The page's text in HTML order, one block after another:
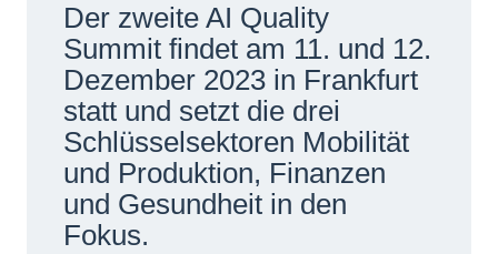
Der zweite AI Quality
Summit findet am 11. und 12.
Dezember 2023 in Frankfurt
statt und setzt die drei
Schlüsselsektoren Mobilität
und Produktion, Finanzen
und Gesundheit in den
Fokus.